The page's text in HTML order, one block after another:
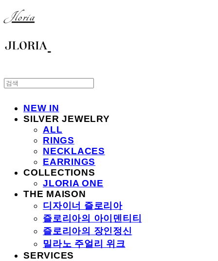
Jloria
NEW IN
SILVER JEWELRY
ALL
RINGS
NECKLACES
EARRINGS
COLLECTIONS
JLORIA ONE
THE MAISON
디자이너 즐로리아
즐로리아의 아이덴티티
즐로리아의 장인정신
밀라노 주얼리 위크
SERVICES